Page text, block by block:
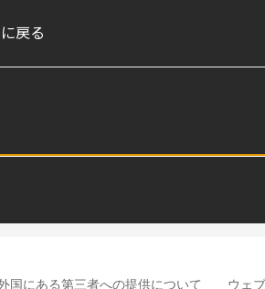
戻る
国にある第三者への提供について ウェ